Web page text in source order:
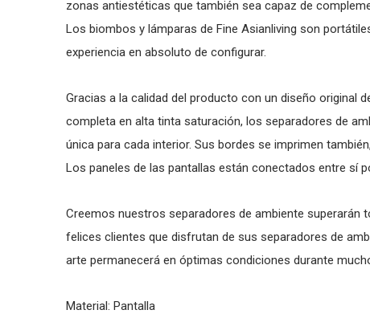
zonas antiestéticas que también sea capaz de
Los biombos y lámparas de Fine Asianliving son
experiencia en absoluto de configurar.
Gracias a la calidad del producto con un diseño original
completa en alta tinta saturación, los separadores de
única para cada interior. Sus bordes se imprimen
Los paneles de las pantallas están conectados entre sí
Creemos nuestros separadores de ambiente superarán
felices clientes que disfrutan de sus separadores de
arte permanecerá en óptimas condiciones durante
Material: Pantalla